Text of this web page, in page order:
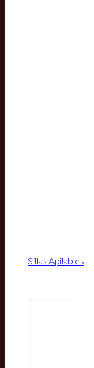
Sillas Apilables